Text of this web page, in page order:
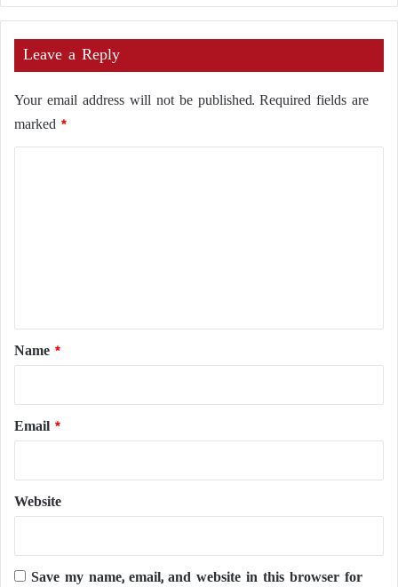
Leave a Reply
Your email address will not be published. Required fields are
marked *
*
Name *
Email *
Website
Save my name, email, and website in this browser for